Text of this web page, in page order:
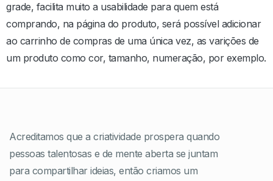
grade, facilita muito a usabilidade para quem está
comprando, na página do produto, será possível adicionar
ao carrinho de compras de uma única vez, as varições de
um produto como cor, tamanho, numeração, por exemplo.
Acreditamos que a criatividade prospera quando
pessoas talentosas e de mente aberta se juntam
para compartilhar ideias, então criamos um